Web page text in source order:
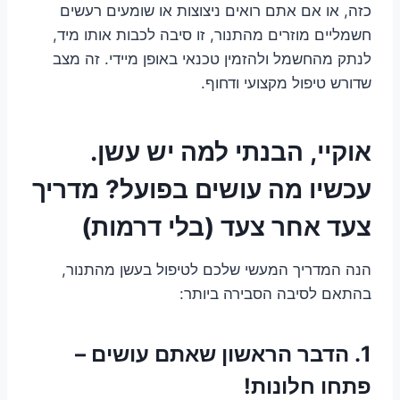
כזה, או אם אתם רואים ניצוצות או שומעים רעשים
חשמליים מוזרים מהתנור, זו סיבה לכבות אותו מיד,
לנתק מהחשמל ולהזמין טכנאי באופן מיידי. זה מצב
שדורש טיפול מקצועי ודחוף.
אוקיי, הבנתי למה יש עשן.
עכשיו מה עושים בפועל? מדריך
צעד אחר צעד (בלי דרמות)
הנה המדריך המעשי שלכם לטיפול בעשן מהתנור,
בהתאם לסיבה הסבירה ביותר:
1. הדבר הראשון שאתם עושים –
פתחו חלונות!